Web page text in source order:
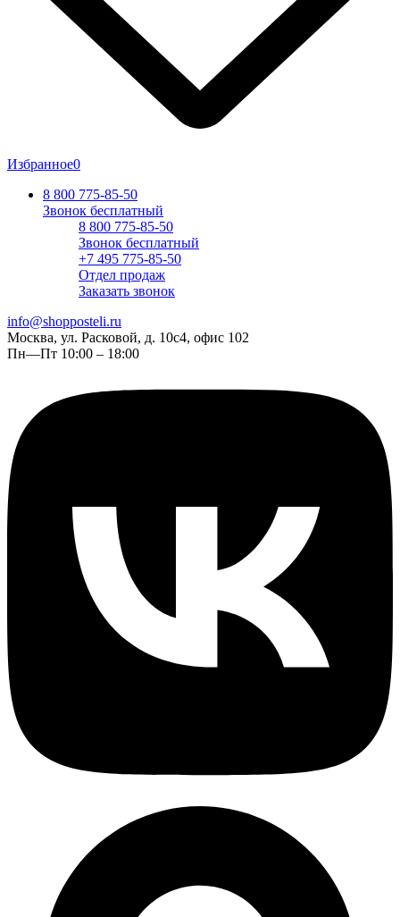
Избранное0
8 800 775-85-50
Звонок бесплатный
8 800 775-85-50
Звонок бесплатный
+7 495 775-85-50
Отдел продаж
Заказать звонок
info@shopposteli.ru
Москва, ул. Расковой, д. 10с4, офис 102
Пн—Пт 10:00 – 18:00